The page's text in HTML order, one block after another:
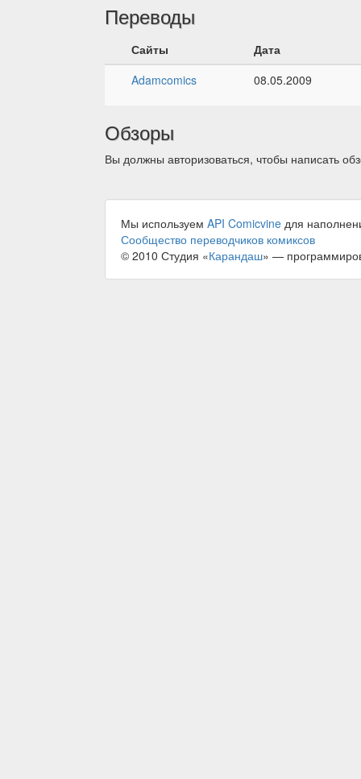
Переводы
Сайты
Дата
Adamcomics
08.05.2009
Обзоры
Вы должны авторизоваться, чтобы написать
Мы используем API Comicvine для
Сообщество переводчиков комиксов
© 2010 Студия «Карандаш» —